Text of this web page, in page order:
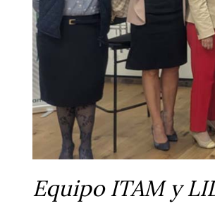
Equipo ITAM y